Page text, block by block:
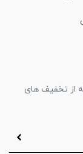
از تخفیف های